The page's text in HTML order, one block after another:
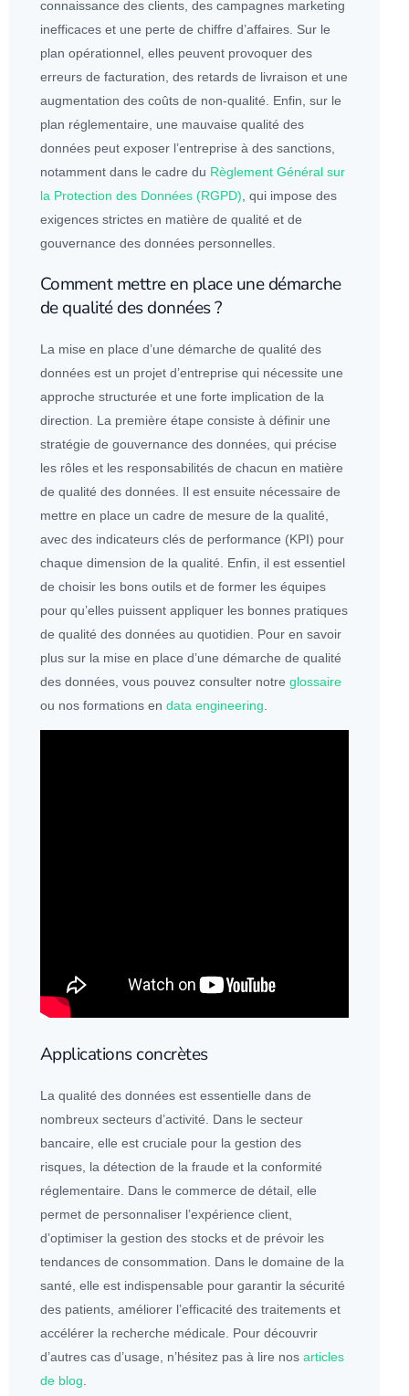
connaissance des clients, des campagnes marketing
inefficaces et une perte de chiffre d’affaires. Sur le
plan opérationnel, elles peuvent provoquer des
erreurs de facturation, des retards de livraison et une
augmentation des coûts de non-qualité. Enfin, sur le
plan réglementaire, une mauvaise qualité des
données peut exposer l’entreprise à des sanctions,
notamment dans le cadre du Règlement Général sur
la Protection des Données (RGPD), qui impose des
exigences strictes en matière de qualité et de
gouvernance des données personnelles.
Comment mettre en place une démarche
de qualité des données ?
La mise en place d’une démarche de qualité des
données est un projet d’entreprise qui nécessite une
approche structurée et une forte implication de la
direction. La première étape consiste à définir une
stratégie de gouvernance des données, qui précise
les rôles et les responsabilités de chacun en matière
de qualité des données. Il est ensuite nécessaire de
mettre en place un cadre de mesure de la qualité,
avec des indicateurs clés de performance (KPI) pour
chaque dimension de la qualité. Enfin, il est essentiel
de choisir les bons outils et de former les équipes
pour qu’elles puissent appliquer les bonnes pratiques
de qualité des données au quotidien. Pour en savoir
plus sur la mise en place d’une démarche de qualité
des données, vous pouvez consulter notre glossaire
ou nos formations en data engineering.
Applications concrètes
La qualité des données est essentielle dans de
nombreux secteurs d’activité. Dans le secteur
bancaire, elle est cruciale pour la gestion des
risques, la détection de la fraude et la conformité
réglementaire. Dans le commerce de détail, elle
permet de personnaliser l’expérience client,
d’optimiser la gestion des stocks et de prévoir les
tendances de consommation. Dans le domaine de la
santé, elle est indispensable pour garantir la sécurité
des patients, améliorer l’efficacité des traitements et
accélérer la recherche médicale. Pour découvrir
d’autres cas d’usage, n’hésitez pas à lire nos articles
de blog.